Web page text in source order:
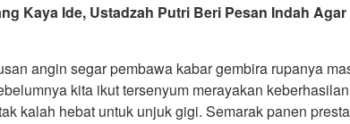
Kaya Ide, Ustadzah Putri Beri Pesan Indah
angin segar pembawa kabar gembira rupanya
kita ikut tersenyum merayakan
kalah hebat untuk unjuk gigi. Semarak panen